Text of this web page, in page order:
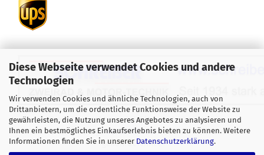
Diese Webseite verwendet Cookies und andere
Technologien
Wir verwenden Cookies und ähnliche Technologien, auch von
Drittanbietern, um die ordentliche Funktionsweise der Website zu
gewährleisten, die Nutzung unseres Angebotes zu analysieren und
Ihnen ein bestmögliches Einkaufserlebnis bieten zu können. Weitere
Informationen finden Sie in unserer Datenschutzerklärung.
Alle Preise verstehen sich inklusive der gesetzlichen
Mehrwertsteuer, zzgl.Versandkostensoweit nicht anders
gekennzeichnet.